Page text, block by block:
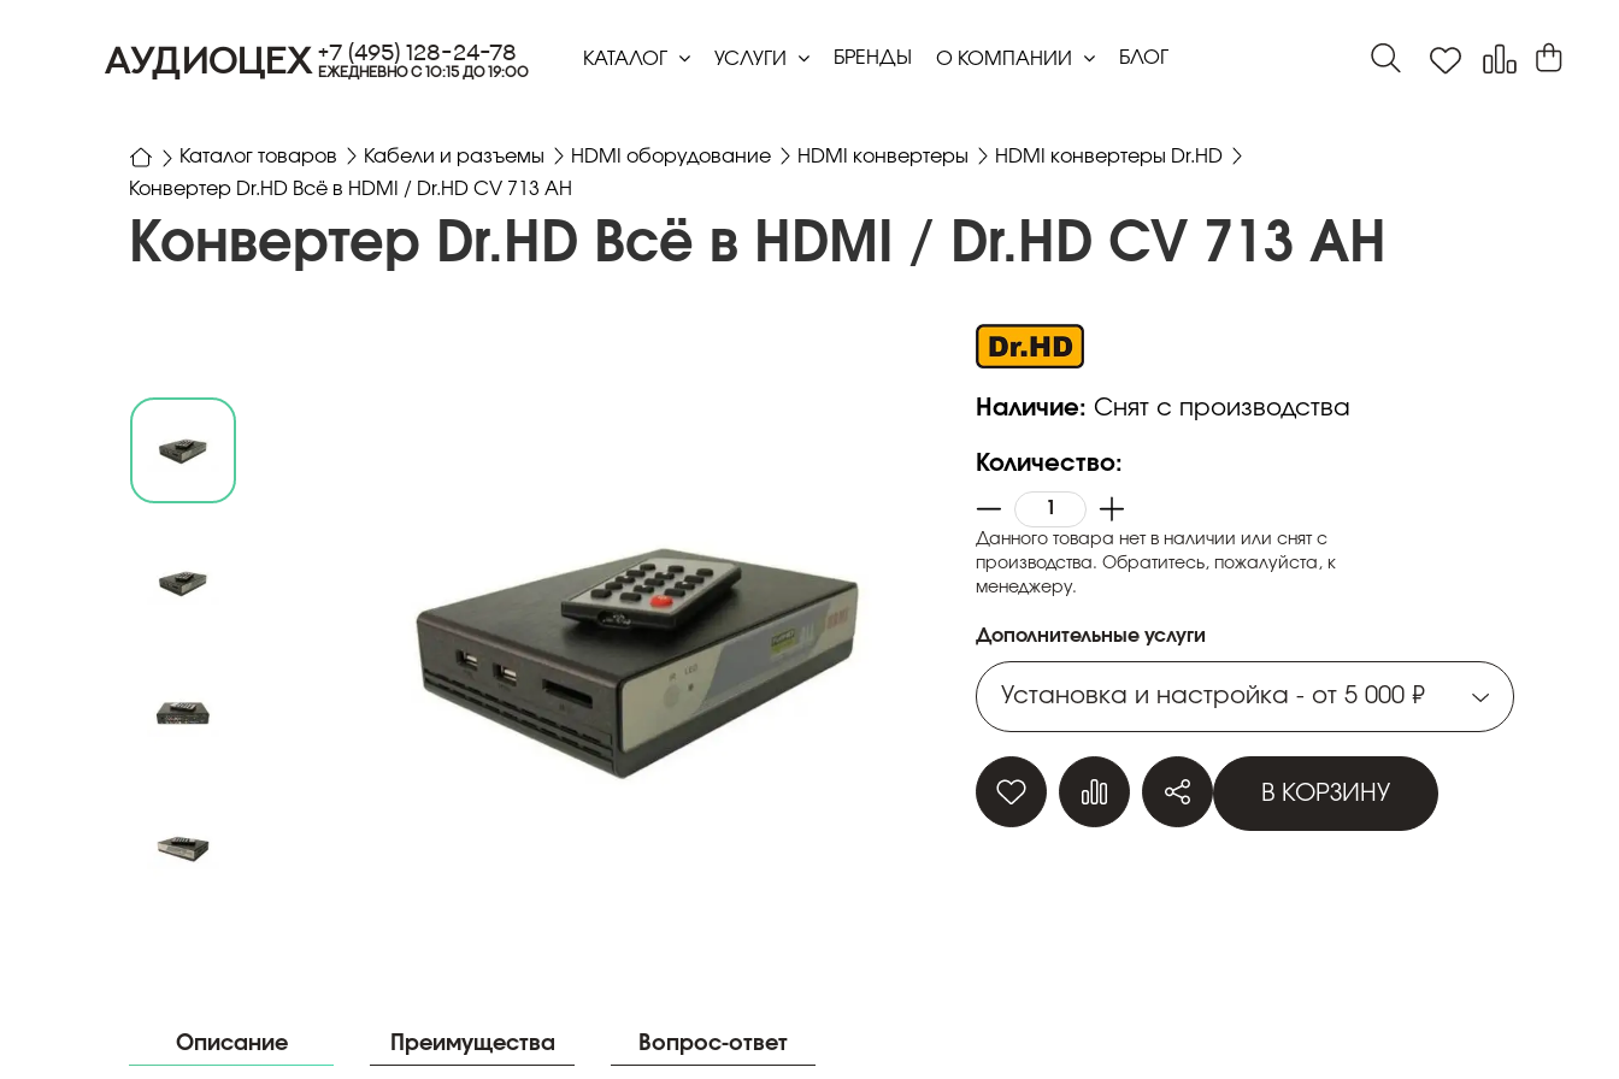
АУДИОЦЕХ +7 (495) 128-24-78
ЕЖЕДНЕВНО С 10:15 ДО 19:00
КАТАЛОГ УСЛУГИ БРЕНДЫ О КОМПАНИИ БЛОГ
Каталог товаров Кабели и разъемы HDMI оборудование HDMI конвертеры
HDMI конвертеры Dr.HD
Конвертер Dr.HD Всё в HDMI / Dr.HD CV 713 AH
Конвертер Dr.HD Всё в HDMI / Dr.HD CV 713 AH
Описание Преимущества Вопрос-ответ
Наличие:Снят с производства
Количество:
Данного товара нет в наличии или снят с
производства. Обратитесь, пожалуйста, к
менеджеру.
Дополнительные услуги
Установка и настройка - от 5 000 ₽
Установка и настройка - от 5 000 ₽
Установка и настройка - от 5 000 ₽
В КОРЗИНУ